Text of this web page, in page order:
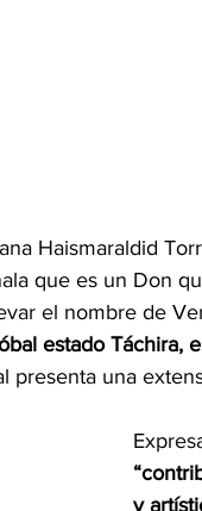
Haismaraldid
que es un Don
el nombre de
estado Táchira,
presenta una
y